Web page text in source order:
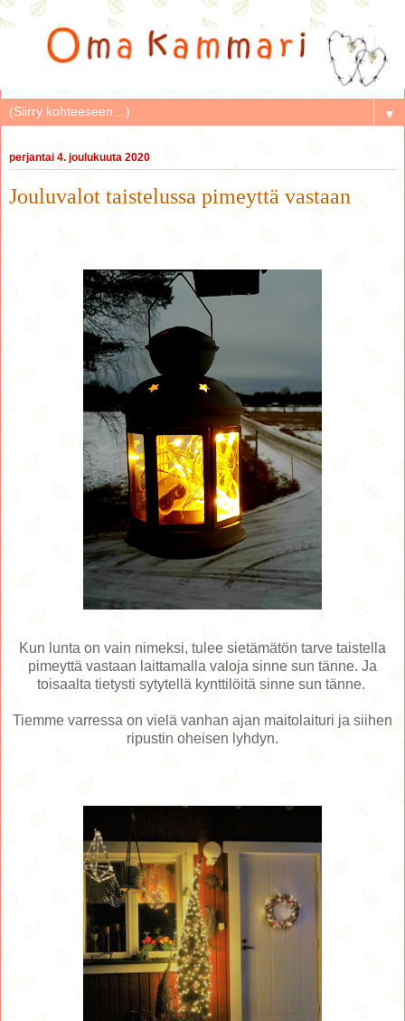
▼
perjantai 4. joulukuuta 2020
Jouluvalot taistelussa pimeyttä vastaan
Kun lunta on vain nimeksi, tulee sietämätön tarve taistella
pimeyttä vastaan laittamalla valoja sinne sun tänne. Ja
toisaalta tietysti sytytellä kynttilöitä sinne sun tänne.
Tiemme varressa on vielä vanhan ajan maitolaituri ja siihen
ripustin oheisen lyhdyn.